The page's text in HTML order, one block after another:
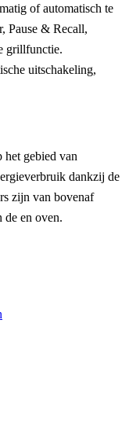
of automatisch te
Pause & Recall,
grillfunctie.
uitschakeling,
het gebied van
dankzij de
zijn van bovenaf
en oven.